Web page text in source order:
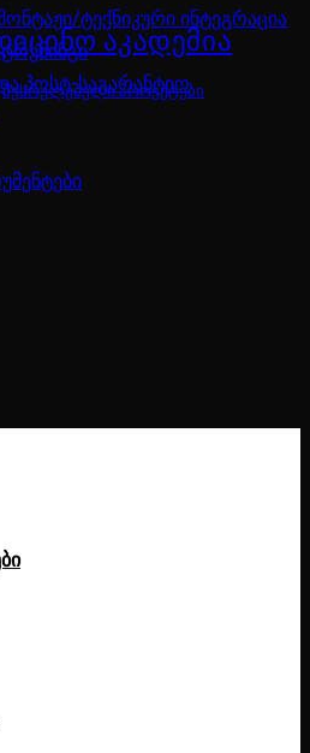
ტექნიკური ინტეგრაცია
პოსტ-საგარანტიო
ᲐᲙᲐᲓᲔᲛᲘᲐ
შესრულებული პროექტები